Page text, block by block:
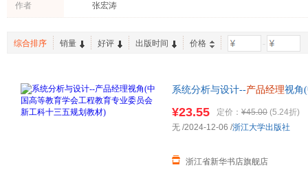
作者 张宏涛
综合排序 销量 好评 出版时间 价格 -
系统分析与设计--产品经理视角
¥23.55 定价： ¥45.00 (5.24折)
浙江省新华书店旗舰店
无 /2024-12-06 /浙江大学出版社